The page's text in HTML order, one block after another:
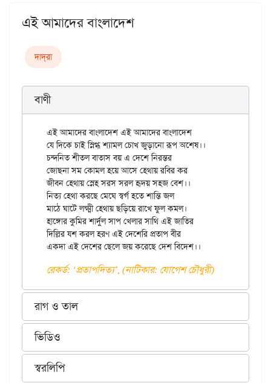
এই আমাদের বাংলাদেশ
দাদ্‌রা
বাণী
এই আমাদের বাংলাদেশ এই আমাদের বাংলাদেশ
যে দিকে চাই স্নিগ্ধ শ্যামল চোখ জুড়ানো রূপ অশেষ।।
চন্দনিত শীতল বাতাস বয় এ দেশে নিরন্তর
জোছনা সম কোমল হয়ে আসে হেথায় রবির কর
জীবন হেথায় স্নেহ সরস সরল হৃদয় সহজ বেশ।।
নিত্য হেথা করছে মেঘে স্বর্গ হতে শান্তি জল
মাঠে ঘাটে লক্ষ্মী হেথায় ছড়িয়ে রাখে ফুল কমল।
হাঙ্গোর কুমির শার্দুল সাপ খেলার সাথি এই জাতির
দিল্লির যশ করল হরণ এই দেশেরি প্রতাপ বীর
রেকর্ড: ‘প্রতাপদিত্য’, (নাটিকার: যোগেশ চৌধুরী)
রাগ ও তাল
ভিডিও
স্বরলিপি